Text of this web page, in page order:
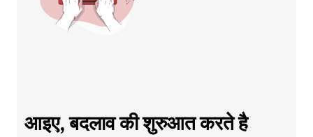
आइए, बदलाव की शुरुआत करते है